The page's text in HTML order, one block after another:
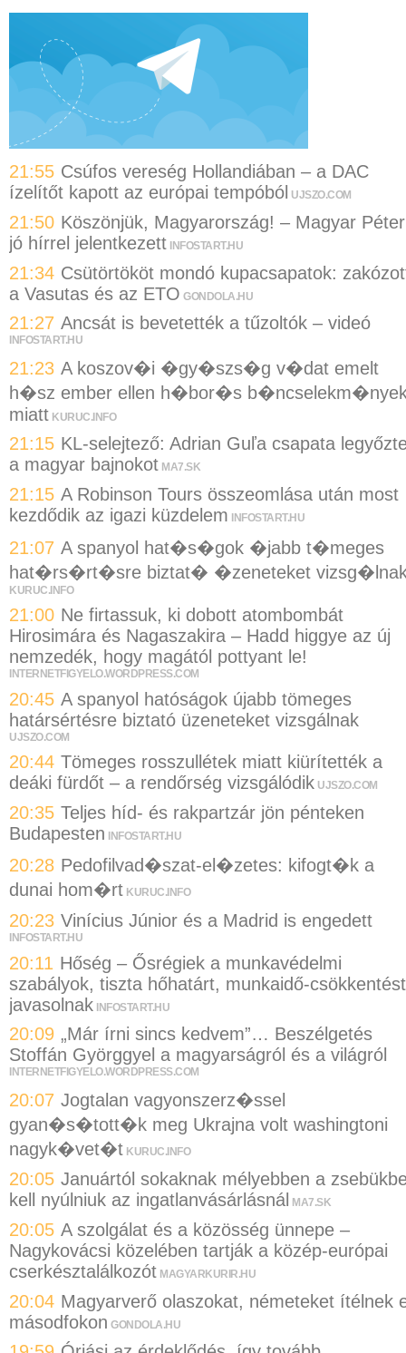
21:55 Csúfos vereség Hollandiában – a DAC
ízelítőt kapott az európai tempóból UJSZO.COM
21:50 Köszönjük, Magyarország! – Magyar Péter
jó hírrel jelentkezett INFOSTART.HU
21:34 Csütörtököt mondó kupacsapatok:
a Vasutas és az ETO GONDOLA.HU
21:27 Ancsát is bevetették a tűzoltók – videó
INFOSTART.HU
21:23 A koszov�i �gy�szs�g v�dat emelt
h�sz ember ellen h�bor�s
miatt KURUC.INFO
21:15 KL-selejtező: Adrian Guľa csapata
a magyar bajnokot MA7.SK
21:15 A Robinson Tours összeomlása után most
kezdődik az igazi küzdelem
INFOSTART.HU
21:07 A spanyol hat�s�gok �jabb t�meges
hat�rs�rt�sre biztat� �zeneteket
KURUC.INFO
21:00 Ne firtassuk, ki dobott atombombát
Hirosimára és Nagaszakira – Hadd higgye az új
nemzedék, hogy magától pottyant le!
INTERNETFIGYELO.WORDPRESS.COM
20:45 A spanyol hatóságok újabb tömeges
határsértésre biztató üzeneteket vizsgálnak
UJSZO.COM
20:44 Tömeges rosszullétek miatt kiürítették a
deáki fürdőt – a rendőrség vizsgálódik UJSZO.COM
20:35 Teljes híd- és rakpartzár jön pénteken
Budapesten INFOSTART.HU
20:28 Pedofilvad�szat-el�zetes: kifogt�k a
dunai hom�rt KURUC.INFO
20:23 Vinícius Júnior és a Madrid is engedett
INFOSTART.HU
20:11 Hőség – Ősrégiek a munkavédelmi
szabályok, tiszta hőhatárt, munkaidő-csökkentést
javasolnak INFOSTART.HU
20:09 „Már írni sincs kedvem”… Beszélgetés
Stoffán Györggyel a magyarságról és a világról
INTERNETFIGYELO.WORDPRESS.COM
20:07 Jogtalan vagyonszerz�ssel
gyan�s�tott�k meg Ukrajna volt washingtoni
nagyk�vet�t KURUC.INFO
20:05 Januártól sokaknak mélyebben a
kell nyúlniuk az ingatlanvásárlásnál
MA7.SK
20:05 A szolgálat és a közösség ünnepe –
Nagykovácsi közelében tartják a közép-európai
cserkésztalálkozót MAGYARKURIR.HU
20:04 Magyarverő olaszokat, németeket ítélnek
másodfokon GONDOLA.HU